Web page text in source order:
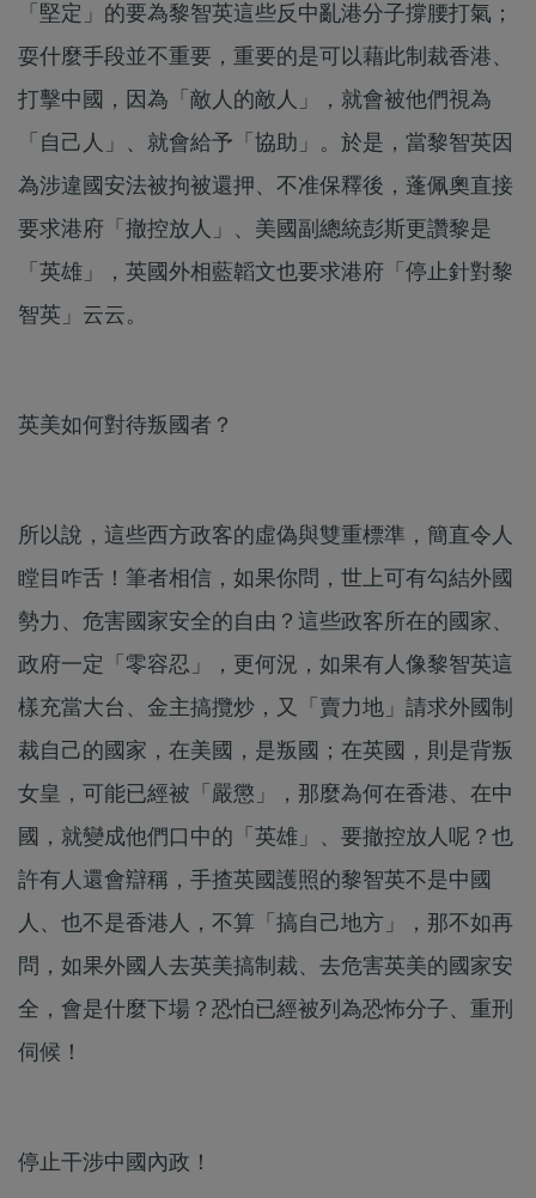
「堅定」的要為黎智英這些反中亂港分子撐腰打氣；
耍什麼手段並不重要，重要的是可以藉此制裁香港、
打擊中國，因為「敵人的敵人」，就會被他們視為
「自己人」、就會給予「協助」。於是，當黎智英因
為涉違國安法被拘被還押、不准保釋後，蓬佩奧直接
要求港府「撤控放人」、美國副總統彭斯更讚黎是
「英雄」，英國外相藍韜文也要求港府「停止針對黎
智英」云云。
英美如何對待叛國者？
所以說，這些西方政客的虛偽與雙重標準，簡直令人
瞠目咋舌！筆者相信，如果你問，世上可有勾結外國
勢力、危害國家安全的自由？這些政客所在的國家、
政府一定「零容忍」，更何況，如果有人像黎智英這
樣充當大台、金主搞攬炒，又「賣力地」請求外國制
裁自己的國家，在美國，是叛國；在英國，則是背叛
女皇，可能已經被「嚴懲」，那麼為何在香港、在中
國，就變成他們口中的「英雄」、要撤控放人呢？也
許有人還會辯稱，手揸英國護照的黎智英不是中國
人、也不是香港人，不算「搞自己地方」，那不如再
問，如果外國人去英美搞制裁、去危害英美的國家安
全，會是什麼下場？恐怕已經被列為恐怖分子、重刑
伺候！
停止干涉中國內政！